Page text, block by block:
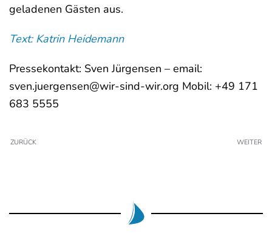
geladenen Gästen aus.
Text: Katrin Heidemann
Pressekontakt: Sven Jürgensen – email:
sven.juergensen@wir-sind-wir.org Mobil: +49 171
683 5555
ZURÜCK WEITER